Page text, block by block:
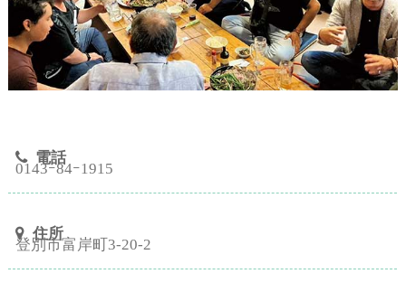
電話
0143ｰ84ｰ1915
住所
登別市富岸町3-20-2